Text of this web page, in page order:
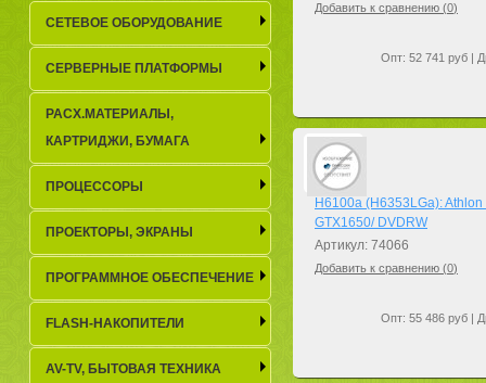
Добавить к сравнению (0)
Опт: 52 741 руб |
H6100a (H6353LGa):
GTX1650/ DVDRW
Артикул: 74066
Добавить к сравнению (0)
Опт: 55 486 руб |
СЕТЕВОЕ ОБОРУДОВАНИЕ
СЕРВЕРНЫЕ ПЛАТФОРМЫ
РАСХ.МАТЕРИАЛЫ,
КАРТРИДЖИ, БУМАГА
ПРОЦЕССОРЫ
ПРОЕКТОРЫ, ЭКРАНЫ
ПРОГРАММНОЕ ОБЕСПЕЧЕНИЕ
FLASH-НАКОПИТЕЛИ
AV-TV, БЫТОВАЯ ТЕХНИКА